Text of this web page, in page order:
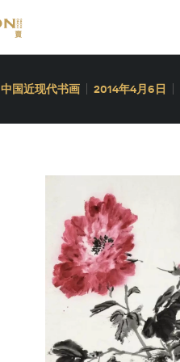
中国近现代书画 2014年4月6日